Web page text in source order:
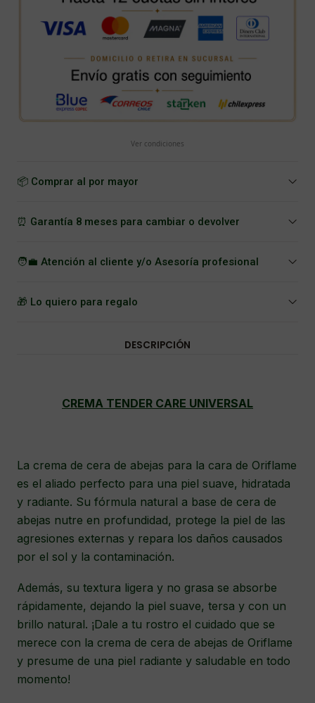
Ver condiciones
📦 Comprar al por mayor
⏰ Garantía 8 meses para cambiar o devolver
🧑‍💼 Atención al cliente y/o Asesoría profesional
🎁 Lo quiero para regalo
DESCRIPCIÓN
CREMA TENDER CARE UNIVERSAL
La crema de cera de abejas para la cara de Oriflame
es el aliado perfecto para una piel suave, hidratada
y radiante. Su fórmula natural a base de cera de
abejas nutre en profundidad, protege la piel de las
agresiones externas y repara los daños causados
por el sol y la contaminación.
Además, su textura ligera y no grasa se absorbe
rápidamente, dejando la piel suave, tersa y con un
brillo natural. ¡Dale a tu rostro el cuidado que se
merece con la crema de cera de abejas de Oriflame
y presume de una piel radiante y saludable en todo
momento!